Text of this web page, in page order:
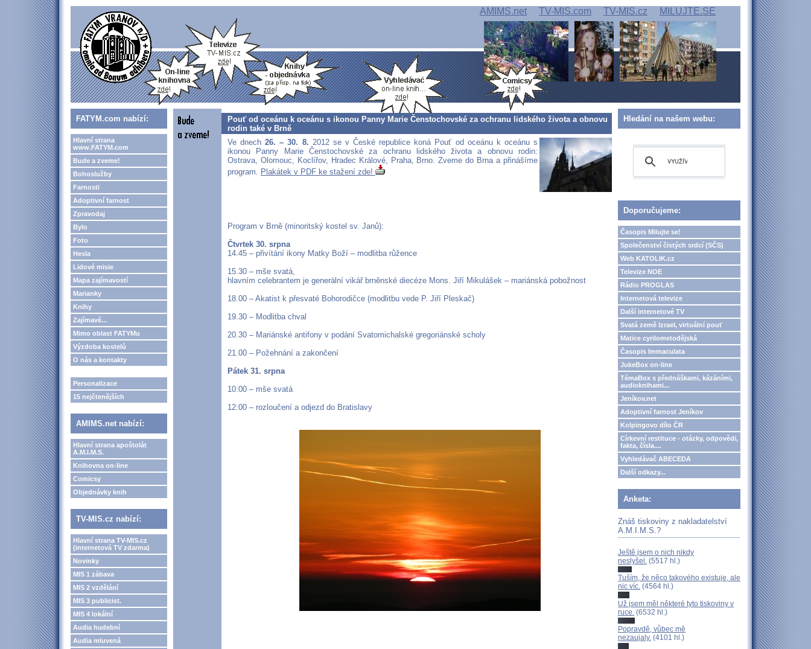
AMIMS.net TV-MIS.com TV-MIS.cz MILUJTE.SE
FATYM.com nabízí:
Hlavní strana
www.FATYM.com
Bude a zveme!
Bohoslužby
Farnosti
Adoptivní farnost
Zpravodaj
Bylo
Foto
Hesla
Lidové misie
Mapa zajímavostí
Marianky
Knihy
Zajímavé...
Mimo oblast FATYMu
Výzdoba kostelů
O nás a kontakty
Personalizace
15 nejčtenějších
AMIMS.net nabízí:
Hlavní strana apoštolát
A.M.I.M.S.
Knihovna on-line
Comicsy
Objednávky knih
TV-MIS.cz nabízí:
Hlavní strana TV-MIS.cz
(internetová TV zdarma)
Novinky
MIS 1 zábava
MIS 2 vzdělání
MIS 3 publicist.
MIS 4 lokální
Audia hudební
Audia mluvená
Pouť od oceánu k oceánu s ikonou Panny Marie Čenstochovské za ochranu lidského života a obnovu
rodin také v Brně
Ve dnech26. – 30. 8. 2012 se v České republice koná Pouť od oceánu k oceánu s
ikonou Panny Marie Čenstochovské za ochranu lidského života a obnovu rodin:
Ostrava, Olomouc, Koclířov, Hradec Králové, Praha, Brno. Zveme do Brna a přinášíme
program. Plakátek v PDF ke stažení zde!
Program v Brně (minoritský kostel sv. Janů):
Čtvrtek 30. srpna
14.45 – přivítání ikony Matky Boží – modlitba růžence
15.30 – mše svatá,
hlavním celebrantem je generální vikář brněnské diecéze Mons. Jiří Mikulášek – mariánská pobožnost
18.00 – Akatist k přesvaté Bohorodičce (modlitbu vede P. Jiří Pleskač)
19.30 – Modlitba chval
20.30 – Mariánské antifony v podání Svatomichalské gregoriánské scholy
21.00 – Požehnání a zakončení
Pátek 31. srpna
10:00 – mše svatá
12:00 – rozloučení a odjezd do Bratislavy
Hledání na našem webu:
Doporučujeme:
Časopis Milujte se!
Společenství čistých srdcí (SČS)
Web KATOLIK.cz
Televize NOE
Rádio PROGLAS
Internetová televize
Další internetové TV
Svatá země Izrael, virtuální pouť
Matice cyrilometodějská
Časopis Immaculata
JukeBox on-line
TémaBox s přednáškami, kázáními,
audioknihami...
Jeníkov.net
Adoptivní farnost Jeníkov
Kolpingovo dílo ČR
Církevní restituce - otázky, odpovědi,
fakta, čísla....
Vyhledávač ABECEDA
Další odkazy...
Anketa:
Znáš tiskoviny z nakladatelství
A.M.I.M.S.?
Ještě jsem o nich nikdy
neslyšel. (5517 hl.)
Tuším, že něco takového existuje, ale
nic víc. (4564 hl.)
Už jsem měl některé tyto tiskoviny v
ruce. (6532 hl.)
Popravdě, vůbec mě
nezaujaly. (4101 hl.)